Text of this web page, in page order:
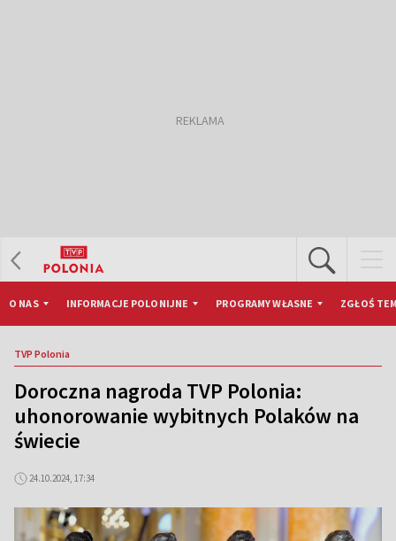
O NAS INFORMACJE POLONIJNE PROGRAMY WŁASNE ZGŁOŚ
TVP Polonia
Doroczna nagroda TVP Polonia:
uhonorowanie wybitnych Polaków na
świecie
24.10.2024, 17:34